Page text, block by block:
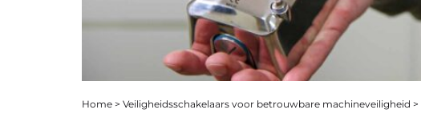
Home > Veiligheidsschakelaars voor betrouwbare machineveiligheid >